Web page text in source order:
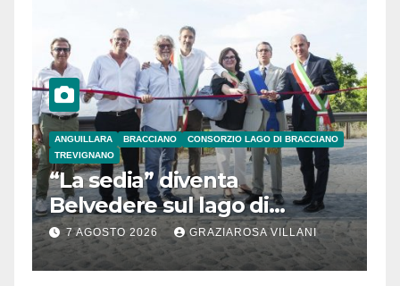
ANGUILLARA BRACCIANO
CONSORZIO LAGO DI BRACCIANO
TREVIGNANO
“La sedia” diventa
Belvedere sul lago di
Bracciano: ieri
l’inaugurazione
7 AGOSTO 2026 GRAZIAROSA VILLANI